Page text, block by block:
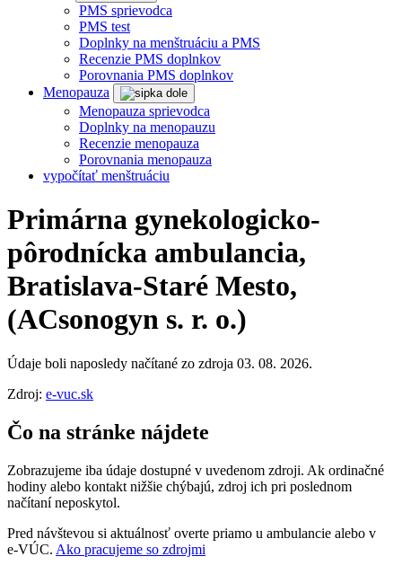
PMS sprievodca
PMS test
Doplnky na menštruáciu a PMS
Recenzie PMS doplnkov
Porovnania PMS doplnkov
Menopauza
Menopauza sprievodca
Doplnky na menopauzu
Recenzie menopauza
Porovnania menopauza
vypočítať menštruáciu
Primárna gynekologicko-
pôrodnícka ambulancia,
Bratislava-Staré Mesto,
(ACsonogyn s. r. o.)
Údaje boli naposledy načítané zo zdroja 03. 08. 2026.
Zdroj: e-vuc.sk
Čo na stránke nájdete
Zobrazujeme iba údaje dostupné v uvedenom zdroji. Ak ordinačné
hodiny alebo kontakt nižšie chýbajú, zdroj ich pri poslednom
načítaní neposkytol.
Pred návštevou si aktuálnosť overte priamo u ambulancie alebo v
e‑VÚC. Ako pracujeme so zdrojmi